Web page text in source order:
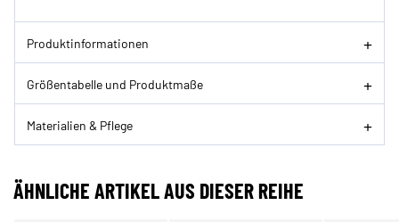
Produktinformationen
Größentabelle und Produktmaße
Materialien & Pflege
ÄHNLICHE ARTIKEL AUS DIESER REIHE